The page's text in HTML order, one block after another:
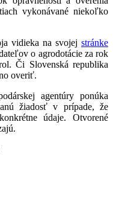
vykonávané niekoľko
vidieka na svojej stránke
o agrodotácie za rok
Či Slovenská republika
overiť.
agentúry ponúka
žiadosť v prípade, že
údaje. Otvorené